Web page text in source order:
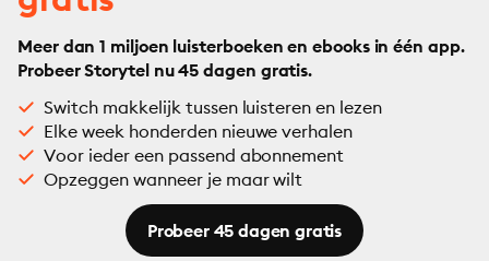
Meer dan 1 miljoen luisterboeken en ebooks in één app.
Probeer Storytel nu 45 dagen gratis.
Switch makkelijk tussen luisteren en lezen
Elke week honderden nieuwe verhalen
Voor ieder een passend abonnement
Opzeggen wanneer je maar wilt
Probeer 45 dagen gratis